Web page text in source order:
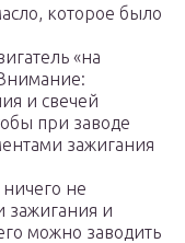
которое было
«на
и свечей
при заводе
зажигания
не
зажигания и
можно заводить